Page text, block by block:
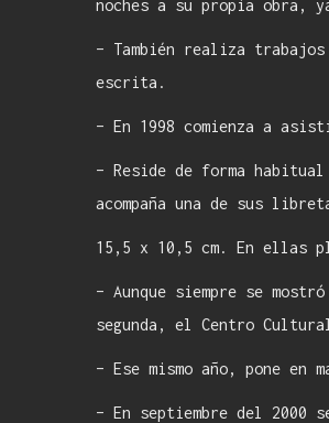
noches a su propia obra,
– También realiza
escrita.
– En 1998 comienza a
– Reside de forma
acompaña una de sus
15,5 x 10,5 cm. En ellas
– Aunque siempre se
segunda, el Centro
– Ese mismo año, pone
– En septiembre del 2000